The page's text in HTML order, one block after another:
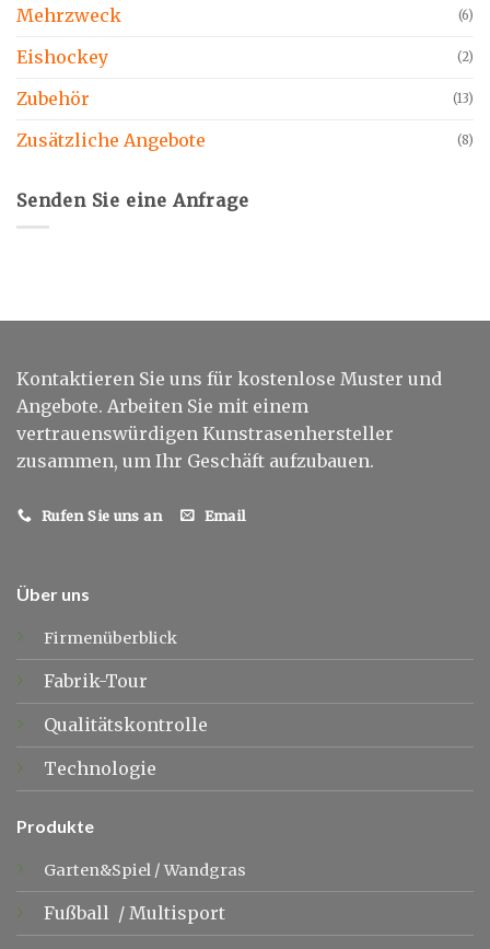
Mehrzweck (6)
Eishockey (2)
Zubehör (13)
Zusätzliche Angebote (8)
Senden Sie eine Anfrage
Kontaktieren Sie uns für kostenlose Muster und
Angebote. Arbeiten Sie mit einem
vertrauenswürdigen Kunstrasenhersteller
zusammen, um Ihr Geschäft aufzubauen.
Rufen Sie uns an Email
Über uns
Firmenüberblick
Fabrik-Tour
Qualitätskontrolle
Technologie
Produkte
Garten&Spiel/Wandgras
Fußball / Multisport